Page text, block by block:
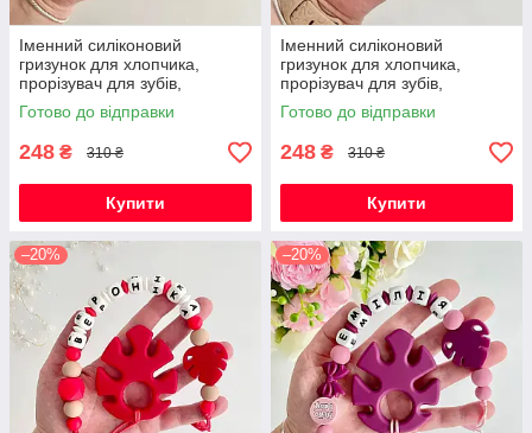
Іменний силіконовий
гризунок для хлопчика,
прорізувач для зубів,
Космонавт (темно-синій)
Готово до відправки
248 ₴ 310 ₴
Купити
Іменний силіконовий
гризунок для хлопчика,
прорізувач для зубів,
Космонавт (світло-сірий)
Готово до відправки
248 ₴ 310 ₴
Купити
–20% –20%